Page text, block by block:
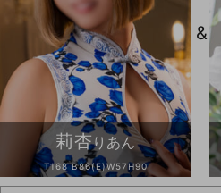
莉杏りあん
T168 B86(E)W57H90
&